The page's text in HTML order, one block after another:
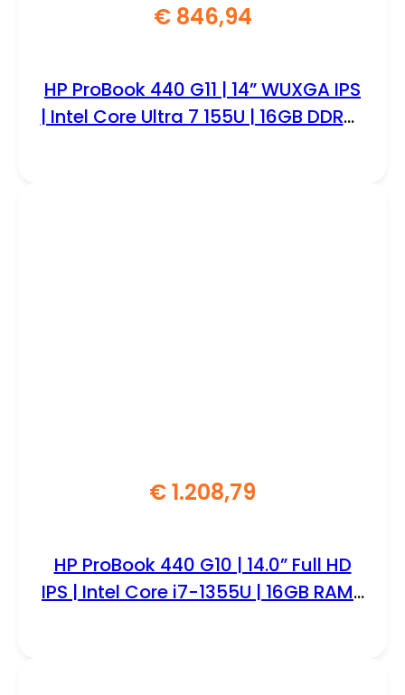
€846,94
HP ProBook 440 G11 | 14” WUXGA IPS
| Intel Core Ultra 7 155U | 16GB DDR5 |
€1.208,79
HP ProBook 440 G10 | 14.0” Full HD
IPS | Intel Core i7-1355U | 16GB RAM |